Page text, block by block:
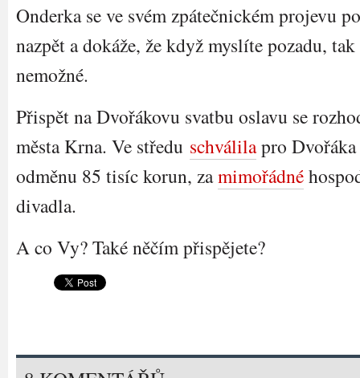
Onderka se ve svém zpátečnickém projevu
nazpět a dokáže, že když myslíte pozadu,
nemožné.
Přispět na Dvořákovu svatbu oslavu se
města Krna. Ve středu schválilapro
odměnu 85 tisíc korun, zamimořádné
divadla.
A co Vy? Také něčím přispějete?